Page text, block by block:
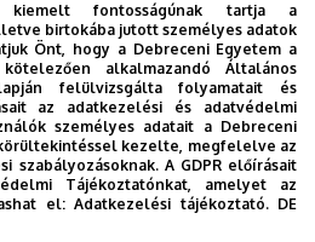
tér 1.
Főépület (Egyetem téri
Campus), 4. emelet, 436
igénylése a DE
kiemelt fontosságúnak tartja a
birtokába jutott személyes adatok
Önt, hogy a Debreceni Egyetem a
alkalmazandó Általános
felülvizsgálta folyamatait és
az adatkezelési és adatvédelmi
személyes adatait a Debreceni
kezelte, megfelelve az
szabályozásoknak. A GDPR előírásait
Tájékoztatónkat, amelyet az
el:Adatkezelési tájékoztató. DE